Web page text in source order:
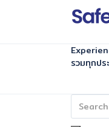
รวมทุกป